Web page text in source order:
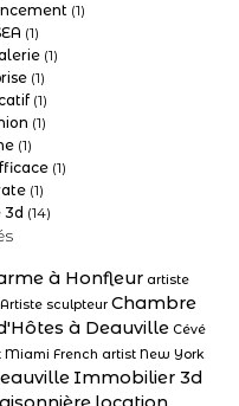
(1)
(1)
(1)
(1)
(1)
(1)
(1)
(1)
(1)
(14)
à Honfleur artiste
Artiste sculpteur Chambre
à Deauville Cévé
Miami French artist New York
Immobilier 3d